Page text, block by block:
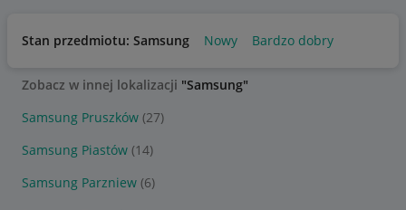
Stan przedmiotu: Samsung Nowy Bardzo dobry
Zobacz w innej lokalizacji "Samsung"
Samsung Pruszków (27)
Samsung Piastów (14)
Samsung Parzniew (6)